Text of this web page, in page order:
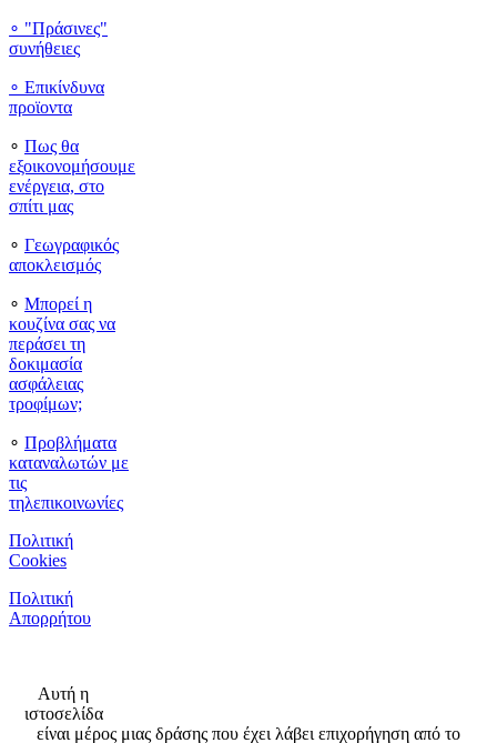
∘ "Πράσινες"
συνήθειες
∘ Επικίνδυνα
προϊοντα
∘ Πως θα
εξοικονομήσουμε
ενέργεια, στο
σπίτι μας
∘ Γεωγραφικός
αποκλεισμός
∘ Μπορεί η
κουζίνα σας να
περάσει τη
δοκιμασία
ασφάλειας
τροφίμων;
∘ Προβλήματα
καταναλωτών με
τις
τηλεπικοινωνίες
Πολιτική
Cookies
Πολιτική
Απορρήτου
Αυτή η
ιστοσελίδα
είναι μέρος μιας δράσης που έχει λάβει επιχορήγηση από το